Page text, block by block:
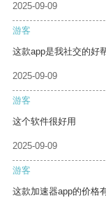
2025-09-09
游客
这款app是我社交的好
2025-09-09
游客
这个软件很好用
2025-09-09
游客
这款加速器app的价格